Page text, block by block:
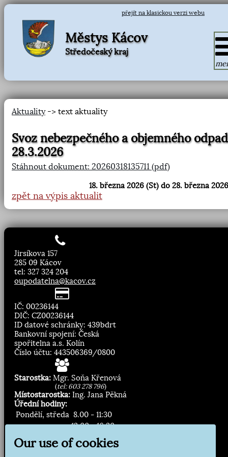
přejít na klasickou verzi webu
Městys Kácov
Středočeský kraj
Aktuality-> text aktuality
Svoz nebezpečného a objemného
28.3.2026
Stáhnout dokument: 20260318135711 (pdf)
18. března 2026 (St) do 28. března
zpět na výpis aktualit
Jirsíkova 157
285 09 Kácov
tel: 327 324 204
oupodatelna@kacov.cz
IČ: 00236144
DIČ: CZ00236144
ID datové schránky: 439bdrt
Bankovní spojení: Česká
spořitelna a.s. Kolín
Číslo účtu: 443506369/0800
Starostka: Mgr. Soňa Křenová
(tel: 603 278 796)
Místostarostka: Ing. Jana Pěkná
Úřední hodiny:
Pondělí, středa 8.00 - 11:30
13:00 - 16:30
Our use of cookies